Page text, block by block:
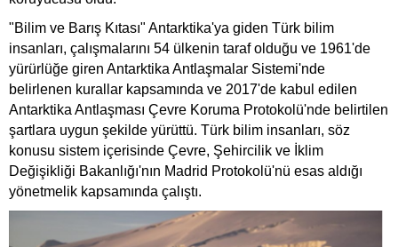
"Bilim ve Barış Kıtası" Antarktika'ya giden Türk bilim
insanları, çalışmalarını 54 ülkenin taraf olduğu ve 1961'de
yürürlüğe giren Antarktika Antlaşmalar Sistemi'nde
belirlenen kurallar kapsamında ve 2017'de kabul edilen
Antarktika Antlaşması Çevre Koruma Protokolü'nde belirtilen
şartlara uygun şekilde yürüttü. Türk bilim insanları, söz
konusu sistem içerisinde Çevre, Şehircilik ve İklim
Değişikliği Bakanlığı'nın Madrid Protokolü'nü esas aldığı
yönetmelik kapsamında çalıştı.